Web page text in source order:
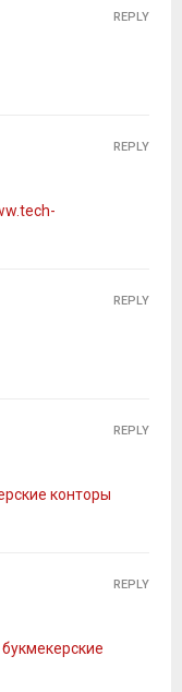
REPLY
REPLY
REPLY
конторы
REPLY
REPLY